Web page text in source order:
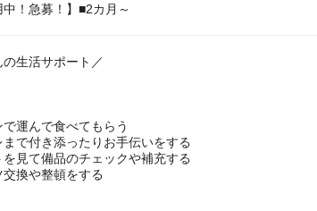
中！急募！】■2カ月～
生活サポート／
運んで食べてもらう
で付き添ったりお手伝いをする
見て備品のチェックや補充する
換や整頓をする